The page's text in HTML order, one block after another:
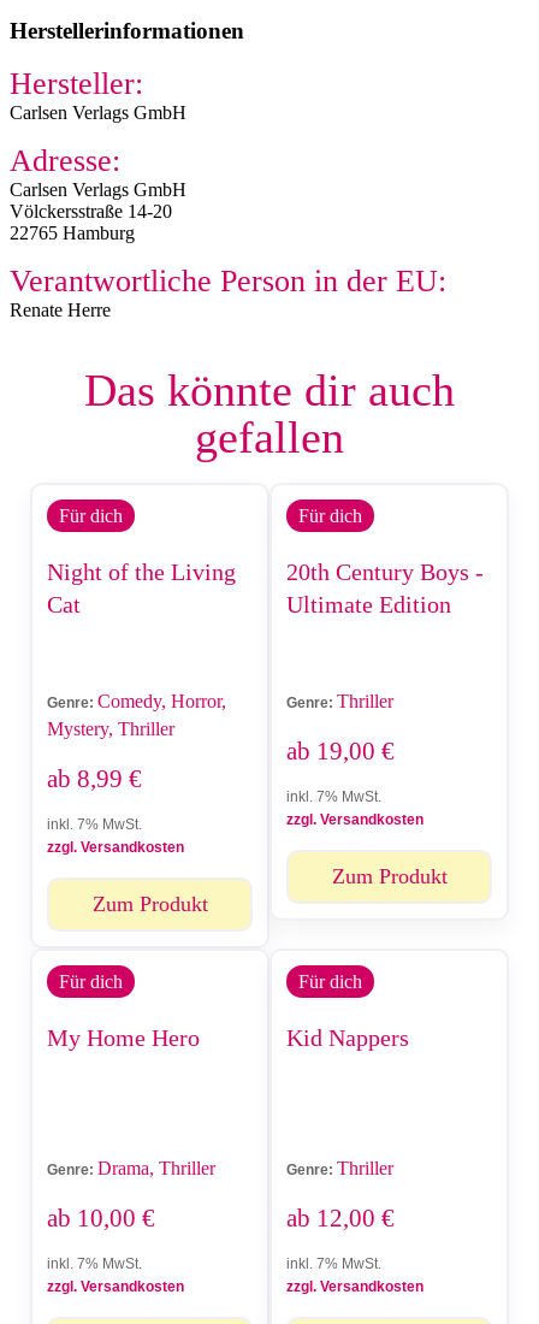
Herstellerinformationen
Hersteller:
Carlsen Verlags GmbH
Adresse:
Carlsen Verlags GmbH
Völckersstraße 14-20
22765 Hamburg
Verantwortliche Person in der EU:
Renate Herre
Das könnte dir auch
gefallen
Für dich
Night of the Living
Cat
Genre: Comedy, Horror,
Mystery, Thriller
ab 8,99 €
inkl. 7% MwSt.
zzgl. Versandkosten
Zum Produkt
Für dich
20th Century Boys -
Ultimate Edition
Genre: Thriller
ab 19,00 €
inkl. 7% MwSt.
zzgl. Versandkosten
Zum Produkt
Für dich
My Home Hero
Genre: Drama, Thriller
ab 10,00 €
inkl. 7% MwSt.
zzgl. Versandkosten
Für dich
Kid Nappers
Genre: Thriller
ab 12,00 €
inkl. 7% MwSt.
zzgl. Versandkosten